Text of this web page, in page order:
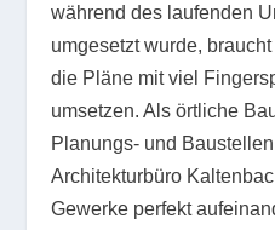
während des laufenden
umgesetzt wurde,
die Pläne mit viel
umsetzen. Als örtliche
Planungs- und
Architekturbüro
Gewerke perfekt